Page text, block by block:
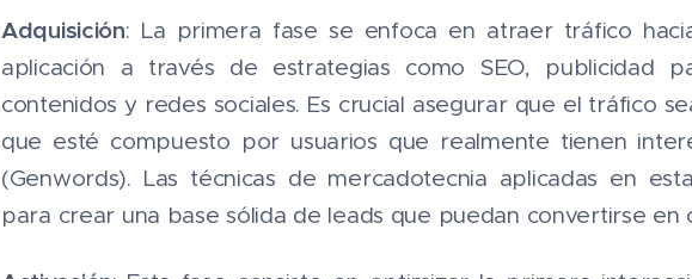
Adquisición: La primera fase se enfoca en atraer tráfico
aplicación a través de estrategias como SEO, publicidad
contenidos y redes sociales. Es crucial asegurar que el tráfico
que esté compuesto por usuarios que realmente tienen
(Genwords). Las técnicas de mercadotecnia aplicadas en
para crear una base sólida de leads que puedan convertirse en